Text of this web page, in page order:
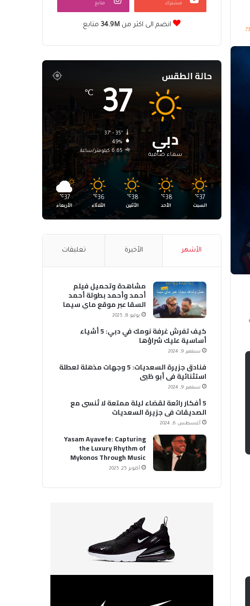
مشترك متابع
انضم الى اكثر من34.9M متابع
حالة الطقس
دبي
سماء صافية
37
℃
37º - 35º
49%
6.65 كيلومتر/ساعة
37
℃
السبت
38
℃
الأحد
38
℃
الأثنين
36
℃
الثلاثاء
37
℃
الأربعاء
الأشهر الأخيرة تعليقات
مشاهدة وتحميل فيلم
أحمد وأحمد بطولة أحمد
السقا عبر موقع ماي سيما
MyCima (وي سيما WeCima)
يوليو 8, 2025
كيف تفرش غرفة نومك في دبي: 5 أشياء
أساسية عليك شراؤها
سبتمبر 9, 2024
فنادق جزيرة السعديات: 5 وجهات مذهلة لعطلة
استثنائية في أبو ظبي
سبتمبر 9, 2024
5 أفكار رائعة لقضاء ليلة ممتعة لا تُنسى مع
الصديقات في جزيرة السعديات
أغسطس 6, 2024
Yasam Ayavefe: Capturing
the Luxury Rhythm of
Mykonos Through Music
أكتوبر 25, 2025